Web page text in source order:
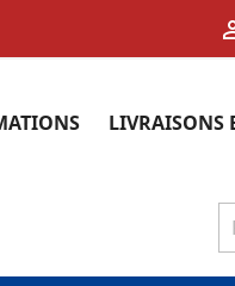
LIVRAISONS